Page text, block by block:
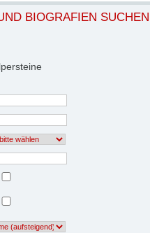
BIOGRAFIEN SUCHEN